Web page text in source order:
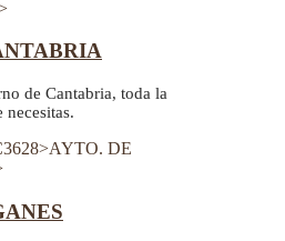
de Cantabria, toda la